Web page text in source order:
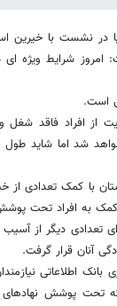
در نشست با خیرین
امروز شرایط ویژه
است.
از افراد فاقد
شد اما شاید
به ۱۵ هزار خانوار در
کمک به افراد تحت
دیگر از
آنان قرار گرفت.
اطلاعاتی
که تحت پوشش